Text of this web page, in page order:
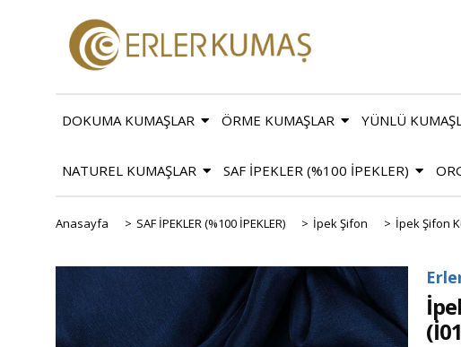
DOKUMA KUMAŞLAR ÖRME KUMAŞLAR YÜNLÜ
NATUREL KUMAŞLAR SAF İPEKLER (%100 İPEKLER)
Anasayfa > SAF İPEKLER (%100 İPEKLER) > İpek Şifon > İpek Şifon